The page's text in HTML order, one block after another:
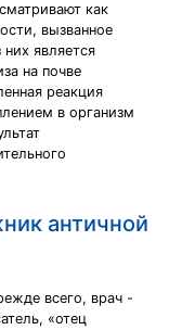
как
вызванное
является
на почве
реакция
в организм
античной
всего, врач -
«отец